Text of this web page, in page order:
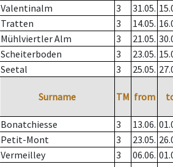
Valentinalm 3 31.05.
Tratten 3 14.05.
Mühlviertler Alm 3 21.05.
Scheiterboden 3 23.05.
Seetal 3 25.05.
Surname TM from
Bonatchiesse 3 13.06.
Petit-Mont 3 23.05.
Vermeilley 3 06.06.